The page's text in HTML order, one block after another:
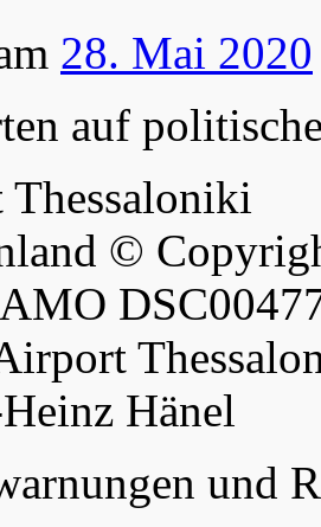
28. Mai 2020
auf
Hänel
und